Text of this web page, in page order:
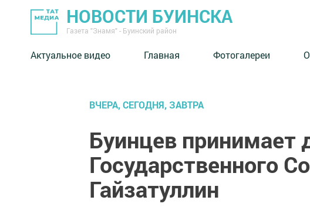
НОВОСТИ БУИНСКА
Газета "Знамя" - Буинский район
Актуальное видео Главная Фотогалереи
ВЧЕРА, СЕГОДНЯ, ЗАВТРА
Буинцев принимает
Государственного
Гайзатуллин